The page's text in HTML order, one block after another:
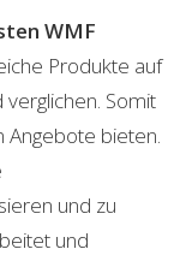
WMF
Produkte auf
Somit
Angebote bieten.
und zu
und